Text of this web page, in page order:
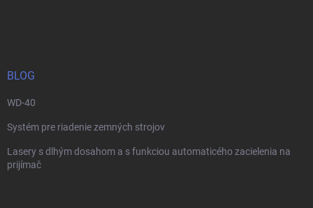
BLOG
WD-40
Systém pre riadenie zemných strojov
Lasery s dlhým dosahom a s funkciou automaticého zacielenia na
prijímač